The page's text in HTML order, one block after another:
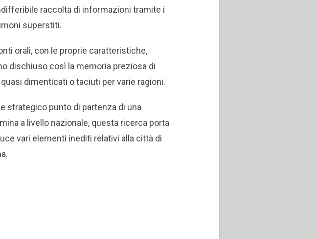
raccolta di informazioni tramite i
superstiti.
orali, con le proprie caratteristiche,
dischiuso così la memoria preziosa di
dimenticati o taciuti per varie ragioni.
strategico punto di partenza di una
a livello nazionale, questa ricerca porta
vari elementi inediti relativi alla città di